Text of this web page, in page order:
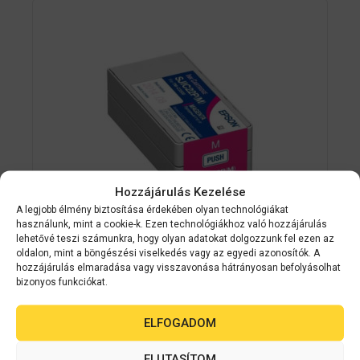
Hozzájárulás Kezelése
A legjobb élmény biztosítása érdekében olyan technológiákat
használunk, mint a cookie-k. Ezen technológiákhoz való hozzájárulás
lehetővé teszi számunkra, hogy olyan adatokat dolgozzunk fel ezen az
oldalon, mint a böngészési viselkedés vagy az egyedi azonosítók. A
hozzájárulás elmaradása vagy visszavonása hátrányosan befolyásolhat
bizonyos funkciókat.
ELFOGADOM
Epson kellékanyag C33S020603
Epson SJIC22P(M) MAGENTA patron
címkenyomtatóhoz
0